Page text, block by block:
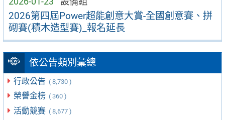
2026第四屆Power超能創意大賞-全國創意賽、拼
砌賽(積木造型賽)_報名延長
依公告類別彙總
行政公告 ( 8,730 )
榮譽金榜 ( 360 )
活動競賽 ( 8,677 )